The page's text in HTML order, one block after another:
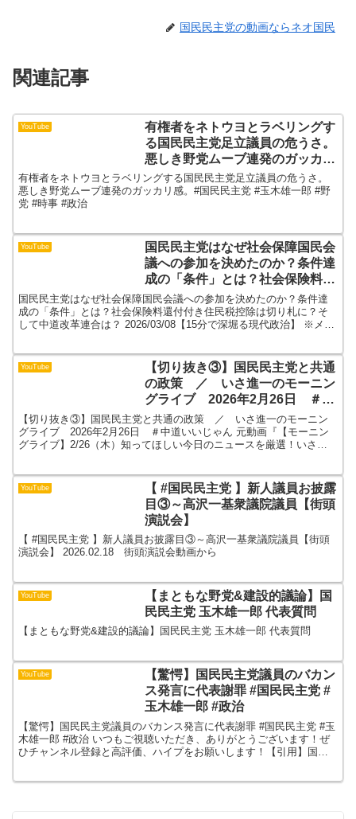
国民民主党の動画ならネオ国民
関連記事
YouTube
有権者をネトウヨとラベリングす
る国民民主党足立議員の危うさ。
悪しき野党ムーブ連発のガッカリ
感。#国民民主党 #玉木雄一郎 #
野党 #時事 #政治
有権者をネトウヨとラベリングする国民民主党足立議員の危うさ。
悪しき野党ムーブ連発のガッカリ感。#国民民主党 #玉木雄一郎 #野
党 #時事 #政治
YouTube
国民民主党はなぜ社会保障国民会
議への参加を決めたのか？条件達
成の「条件」とは？社会保険料還
付付き住民税控除は切り札に？そ
して中道改革連合は？
2026/03/08【15分で深堀る現代政
国民民主党はなぜ社会保障国民会議への参加を決めたのか？条件達
成の「条件」とは？社会保険料還付付き住民税控除は切り札に？そ
して中道改革連合は？ 2026/03/08【15分で深堀る現代政治】 ※メン
YouTube
【切り抜き③】国民民主党と共通
の政策 ／ いさ進一のモーニン
グライブ 2026年2月26日 ＃中
道いいじゃん
【切り抜き③】国民民主党と共通の政策 ／ いさ進一のモーニン
グライブ 2026年2月26日 ＃中道いいじゃん 元動画『【モーニン
グライブ】2/26（木）知ってほしい今日のニュースを厳選！いさ進
YouTube
【 #国民民主党 】新人議員お披露
目③～高沢一基衆議院議員【街頭
演説会】
【 #国民民主党 】新人議員お披露目③～高沢一基衆議院議員【街頭
演説会】 2026.02.18 街頭演説会動画から
YouTube
【まともな野党&建設的議論】国
民民主党 玉木雄一郎 代表質問
【まともな野党&建設的議論】国民民主党 玉木雄一郎 代表質問
YouTube
【驚愕】国民民主党議員のバカン
ス発言に代表謝罪 #国民民主党 #
玉木雄一郎 #政治
【驚愕】国民民主党議員のバカンス発言に代表謝罪 #国民民主党 #玉
木雄一郎 #政治 いつもご視聴いただき、ありがとうございます！ぜ
ひチャンネル登録と高評価、ハイプをお願いします！【引用】国民